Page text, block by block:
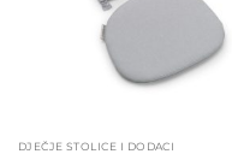
DJEČJE STOLICE I DODACI